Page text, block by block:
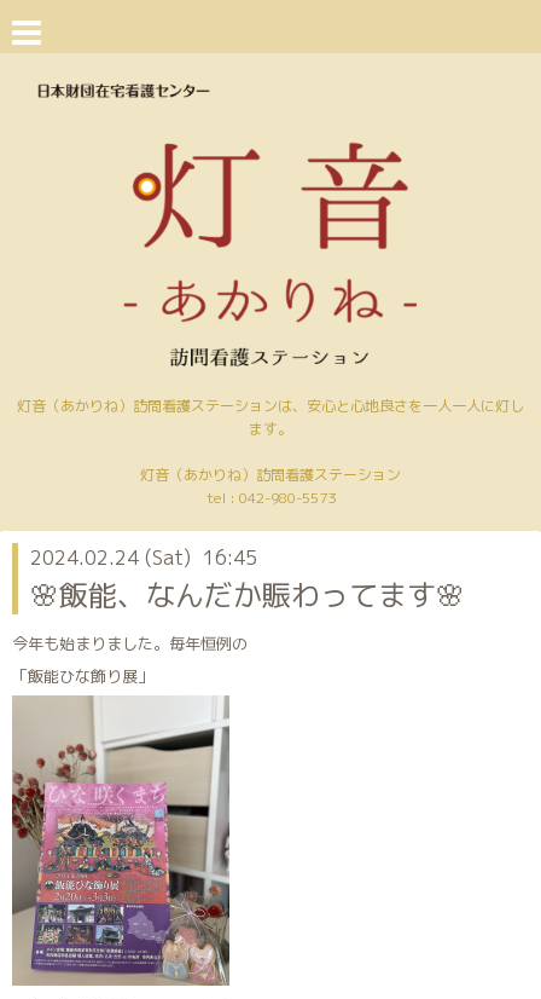
灯音（あかりね）訪問看護ステーションは、安心と心地良さを一人一人に灯し
ます。
灯音（あかりね）訪問看護ステーション
tel : 042-980-5573
2024.02.24 (Sat) 16:45
🌸飯能、なんだか賑わってます🌸
今年も始まりました。毎年恒例の
「飯能ひな飾り展」